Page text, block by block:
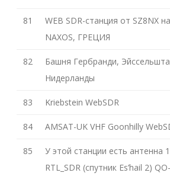
81
WEB SDR-станция от SZ8NX
NAXOS, ГРЕЦИЯ
82
Башня Гербранди,
Нидерланды
83 Kriebstein WebSDR
84 AMSAT-UK VHF Goonhilly
85
У этой станции есть антенна
RTL_SDR (спутник Es’hail 2)